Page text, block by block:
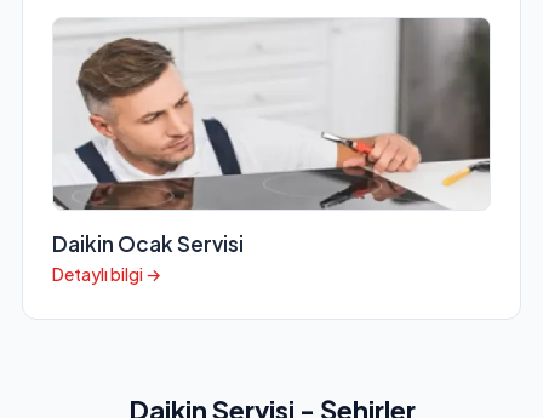
Daikin Ocak Servisi
Detaylı bilgi →
Daikin Servisi - Şehirler